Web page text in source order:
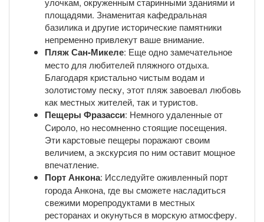
площадями. Знаменитая кафедральная
базилика и другие исторические памятники
непременно привлекут ваше внимание.
Пляж Сан-Микеле: Еще одно замечательное
место для любителей пляжного отдыха.
Благодаря кристально чистым водам и
золотистому песку, этот пляж завоевал любовь
как местных жителей, так и туристов.
Пещеры Фразасси: Немного удаленные от
Сироло, но несомненно стоящие посещения.
Эти карстовые пещеры поражают своим
величием, а экскурсия по ним оставит мощное
впечатление.
Порт Анкона: Исследуйте оживленный порт
города Анкона, где вы сможете насладиться
свежими морепродуктами в местных
ресторанах и окунуться в морскую атмосферу.